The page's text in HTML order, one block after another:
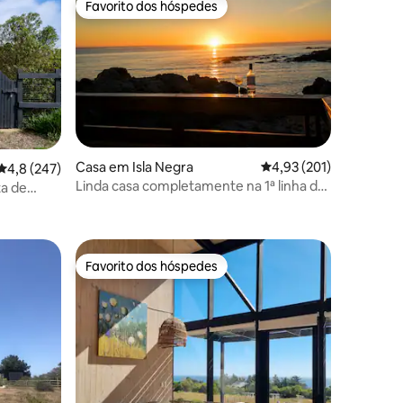
média de 4,8 em 5 estrelas, 247avaliações
4,8 (247)
de
Favorito dos hóspedes
Favorito dos hóspedes
Casa em Isla Negra Classificação média
4,93 (201)
Linda casa completamente na 1ª linha do
Favorito dos hóspedes
Favorito dos hóspedes